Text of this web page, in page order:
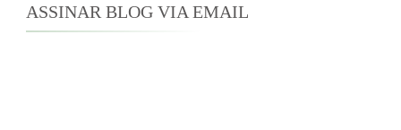
ASSINAR BLOG VIA EMAIL